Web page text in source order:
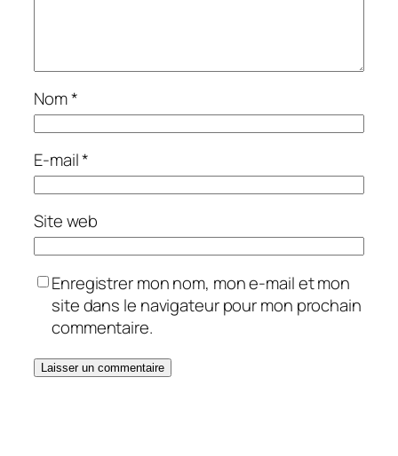
Nom*
E-mail*
Site web
Enregistrer mon nom, mon e-mail et mon
site dans le navigateur pour mon prochain
commentaire.